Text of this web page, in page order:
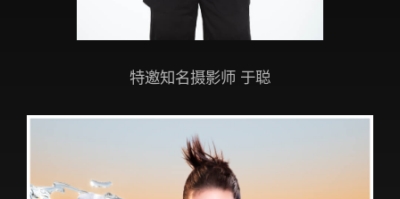
特邀知名摄影师 于聪